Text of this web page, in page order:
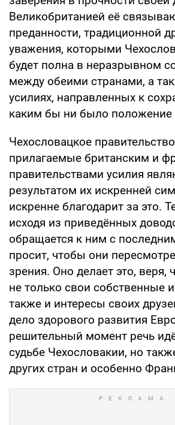
Великобританией её
преданности, традиционной
уважения, которыми
будет полна в неразрывном
между обеими странами, а
усилиях, направленных к
каким бы ни было положение
Чехословацкое
прилагаемые британским и
правительствами усилия
результатом их искренней
искренне благодарит за это.
исходя из приведённых
обращается к ним с
просит, чтобы они
зрения. Оно делает это, веря,
не только свои собственные
также и интересы своих
дело здорового развития
решительный момент речь
судьбе Чехословакии, но
других стран и особенно